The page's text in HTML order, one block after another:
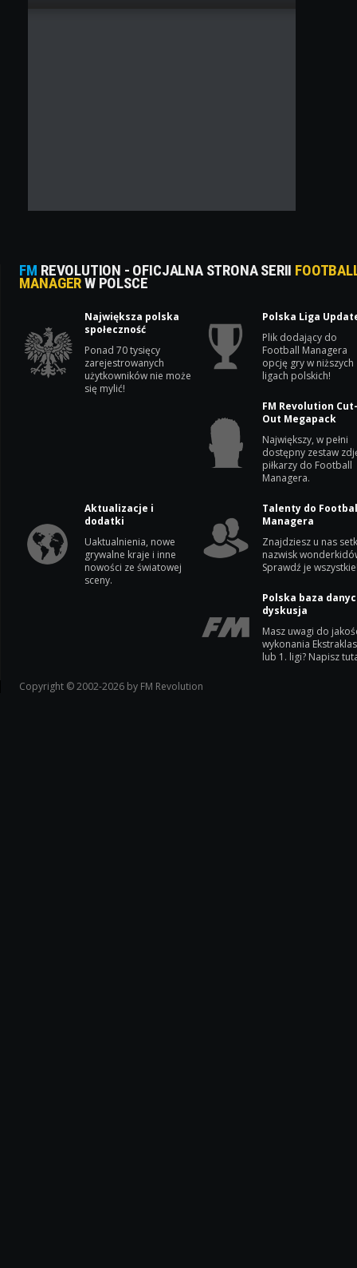
FM REVOLUTION - OFICJALNA STRONA SERII
MANAGERW POLSCE
Największa polska
społeczność
Ponad 70 tysięcy
zarejestrowanych
użytkowników nie może
się mylić!
Polska Liga
Plik dodający do
Football Managera
opcję gry w niższych
ligach polskich!
FM Revolution
Out Megapack
Największy, w pełni
dostępny zestaw
piłkarzy do Football
Managera.
Aktualizacje i
dodatki
Uaktualnienia, nowe
grywalne kraje i inne
nowości ze światowej
sceny.
Talenty do
Managera
Znajdziesz u nas
nazwisk
Sprawdź je
Polska baza
dyskusja
Masz uwagi do
wykonania
lub 1. ligi? Napisz
Copyright © 2002-2026 by FM Revolution